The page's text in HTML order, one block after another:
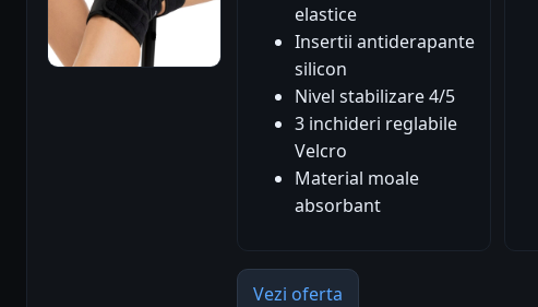
elastice
Insertii antiderapante
silicon
Nivel stabilizare 4/5
3 inchideri reglabile
Velcro
Material moale
absorbant
Vezi oferta